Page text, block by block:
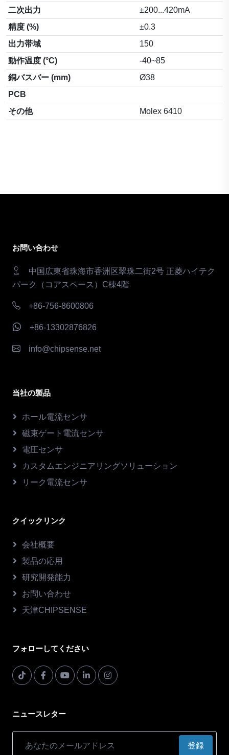
二次出力
±200...420mA
精度 (%)
±0.3
出力帯域
150
動作温度 (°C)
-40~85
銅バスバー (mm)
Ø38
PCB
その他
Molex 6410
お問い合わせ
中国広東省珠海市香洲区翠珠二街2号 正菱ハイテク
パーク（コアスペース）C棟4階
+86-756-8600806
+86-13302876826
info@chipsense.net
当社の製品
ホール電流センサ
磁束ゲート電流センサ
電圧センサ
カスタムエンジニアリングソリューション
リーク電流センサ
クイックリンク
会社概要
製品の応用
研究開発能力
お問い合わせ
天津CHIPSENSE
フォローしてください
ニュースレター
登録